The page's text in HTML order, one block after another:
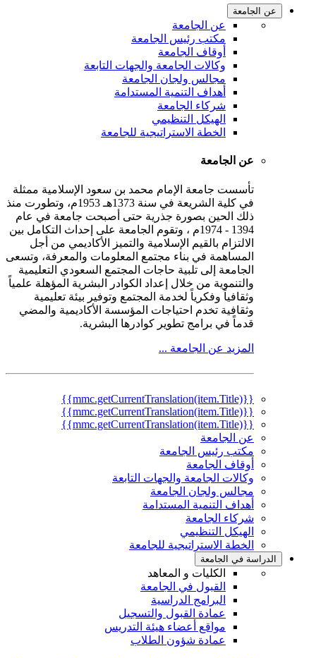
عن الجامعة
عن الجامعة
مكتب رئيس الجامعة
أوقاف الجامعة
وكالات الجامعة والجهات التابعة
مجالس ولجان الجامعة
أهداف التنمية المستدامة
شركاء الجامعة
الهيكل التنظيمي
الخطة الاستراتيجية للجامعة
عن الجامعة
تأسست جامعة الإمام محمد بن سعود الإسلامية ممثلة
في كلية الشريعة في سنة 1373هـ 1953م، وتطورت منذ
ذلك الحين بصورة جذرية حتى أصبحت جامعة في عام
1394 - 1974م ، وتقوم الجامعة على إحداث التكامل بين
الالتزام بالقيم الإسلامية والتميز الأكاديمي من أجل
المساهمة في بناء مجتمع المعلومات والمعرفة، وتسعى
الجامعة إلى تلبية حاجات المجتمع السعودي التعليمية
والتنموية من خلال إعداد الكوادر البشرية المؤهلة علمياً
وثقافياً وفكرياً لخدمة المجتمع وتوفير بيئة تعليمية
وثقافية تخدم احتياجات المؤسسة الأكاديمية والمضي
قدماً في برامج تطوير كوادرها البشرية.
المزيد عن الجامعة ...
{{mmc.getCurrentTranslation(item.Title)}}
{{mmc.getCurrentTranslation(item.Title)}}
{{mmc.getCurrentTranslation(item.Title)}}
عن الجامعة
مكتب رئيس الجامعة
أوقاف الجامعة
وكالات الجامعة والجهات التابعة
مجالس ولجان الجامعة
أهداف التنمية المستدامة
شركاء الجامعة
الهيكل التنظيمي
الخطة الاستراتيجية للجامعة
الدراسة في الجامعة
الكليات و المعاهد
القبول في الجامعة
البرامج الدراسية
عمادة القبول والتسجيل
مواقع أعضاء هيئة التدريس
عمادة شؤون الطلاب